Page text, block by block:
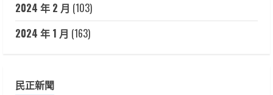
2024 年 2 月 (103)
2024 年 1 月 (163)
民正新聞